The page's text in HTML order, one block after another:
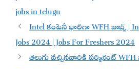
jobs in telugu
Intel కంపెనీ భారీగా WFH జాబ్స్ |
Jobs 2024 | Jobs For Freshers 2024
తెలుగు వచ్చినవారికి పర్మినెంట్